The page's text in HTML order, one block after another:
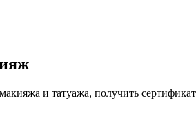
и татуажа, получить